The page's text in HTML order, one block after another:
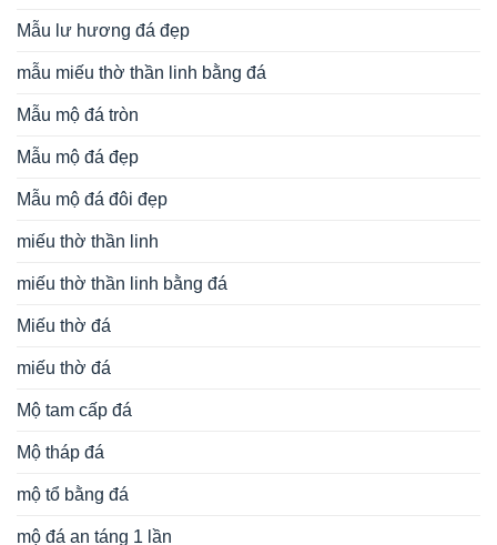
Mẫu lư hương đá đẹp
mẫu miếu thờ thần linh bằng đá
Mẫu mộ đá tròn
Mẫu mộ đá đẹp
Mẫu mộ đá đôi đẹp
miếu thờ thần linh
miếu thờ thần linh bằng đá
Miếu thờ đá
miếu thờ đá
Mộ tam cấp đá
Mộ tháp đá
mộ tổ bằng đá
mộ đá an táng 1 lần